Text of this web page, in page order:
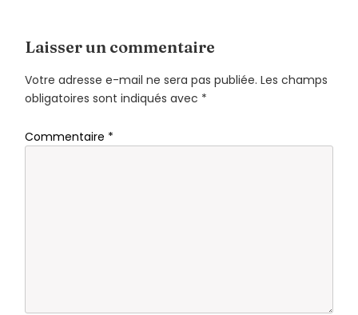
Laisser un commentaire
Votre adresse e-mail ne sera pas publiée. Les champs
obligatoires sont indiqués avec *
Commentaire *